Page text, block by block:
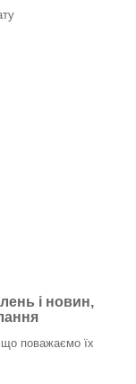
і новин,
поважаємо їх